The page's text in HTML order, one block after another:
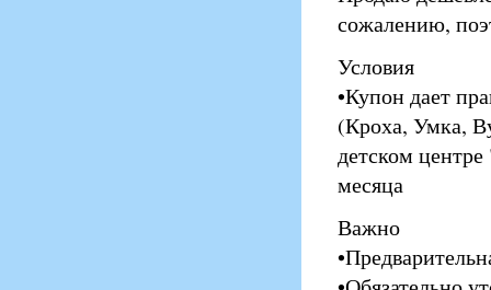
сожалению,
Условия
•Купон дает
(Кроха, Умка,
детском
месяца
Важно